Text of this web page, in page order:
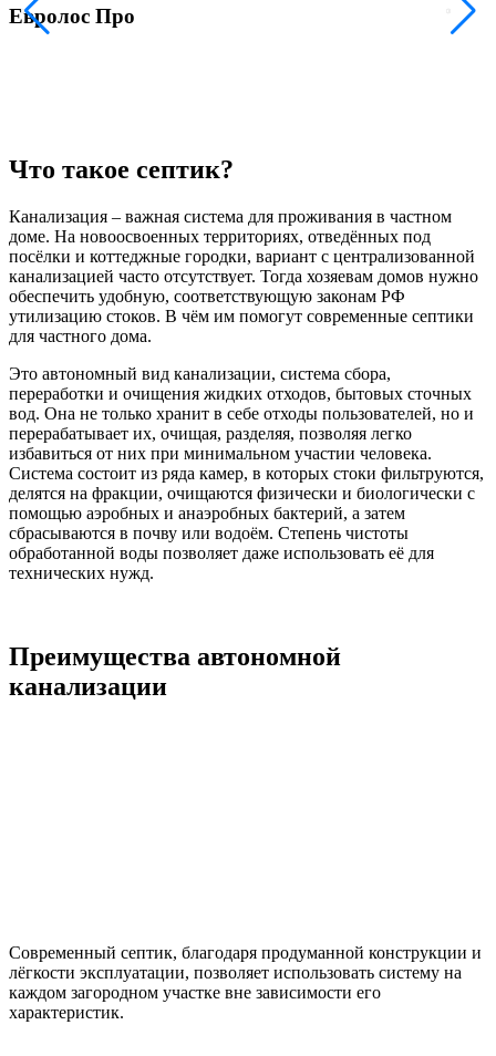
Евролос Про
Что такое септик?
Канализация – важная система для проживания в частном
доме. На новоосвоенных территориях, отведённых под
посёлки и коттеджные городки, вариант с централизованной
канализацией часто отсутствует. Тогда хозяевам домов нужно
обеспечить удобную, соответствующую законам РФ
утилизацию стоков. В чём им помогут современные септики
для частного дома.
Это автономный вид канализации, система сбора,
переработки и очищения жидких отходов, бытовых сточных
вод. Она не только хранит в себе отходы пользователей, но и
перерабатывает их, очищая, разделяя, позволяя легко
избавиться от них при минимальном участии человека.
Система состоит из ряда камер, в которых стоки фильтруются,
делятся на фракции, очищаются физически и биологически с
помощью аэробных и анаэробных бактерий, а затем
сбрасываются в почву или водоём. Степень чистоты
обработанной воды позволяет даже использовать её для
технических нужд.
Преимущества автономной
канализации
Современный септик, благодаря продуманной конструкции и
лёгкости эксплуатации, позволяет использовать систему на
каждом загородном участке вне зависимости его
характеристик.